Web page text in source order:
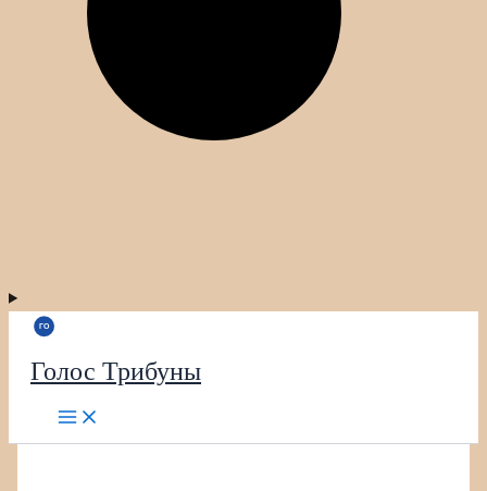
Голос Трибуны